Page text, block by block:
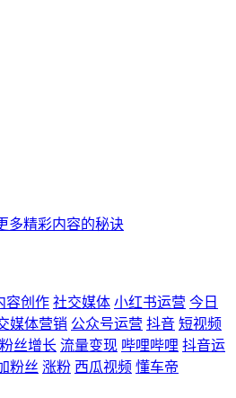
多精彩内容的秘诀
容创作 社交媒体 小红书运营 今日
媒体营销 公众号运营 抖音 短视频
粉丝增长 流量变现 哔哩哔哩 抖音运
粉丝 涨粉 西瓜视频 懂车帝